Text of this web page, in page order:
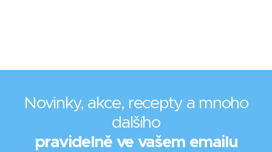
Novinky, akce, recepty a mnoho
dalšího
pravidelně ve vašem emailu